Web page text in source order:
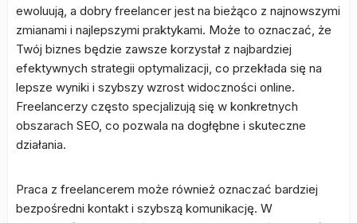
ewoluują, a dobry freelancer jest na bieżąco z najnowszymi
zmianami i najlepszymi praktykami. Może to oznaczać, że
Twój biznes będzie zawsze korzystał z najbardziej
efektywnych strategii optymalizacji, co przekłada się na
lepsze wyniki i szybszy wzrost widoczności online.
Freelancerzy często specjalizują się w konkretnych
obszarach SEO, co pozwala na dogłębne i skuteczne
działania.
Praca z freelancerem może również oznaczać bardziej
bezpośredni kontakt i szybszą komunikację. W